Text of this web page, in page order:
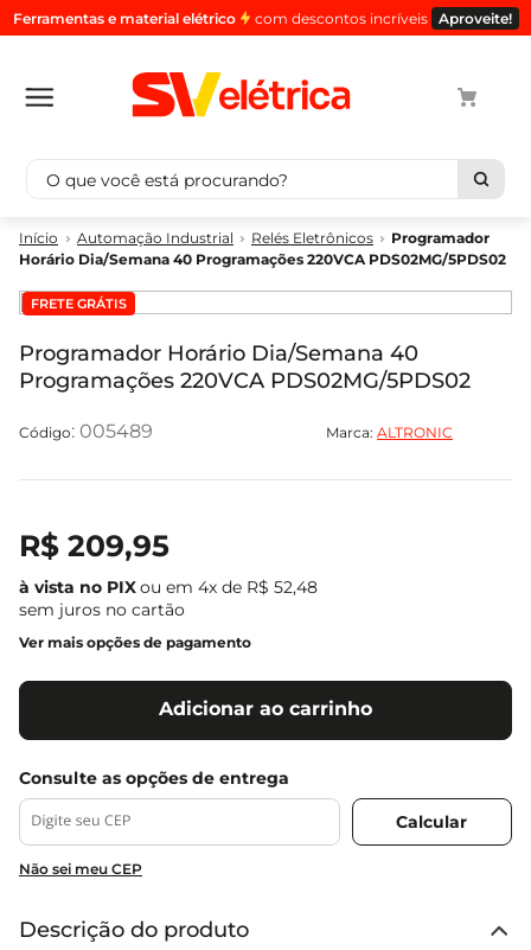
Ferramentas e material elétrico com descontos incríveis Aproveite!
O que você está procurando?
Automação Industrial Relés Eletrônicos
Programador
Horário Dia/Semana 40 Programações 220VCA PDS02MG/5PDS02
FRETE GRÁTIS
Programador Horário Dia/Semana 40
Programações 220VCA PDS02MG/5PDS02
: 005489 Marca: ALTRONIC
R$ 209,95
ou em 4x de R$ 52,48
sem juros no cartão
Ver mais opções de pagamento
Adicionar ao carrinho
Não sei meu CEP
Descrição do produto
Termos mais buscados
cabo
2 º
luminaria
3º
tomada
4º
cabo pp
4